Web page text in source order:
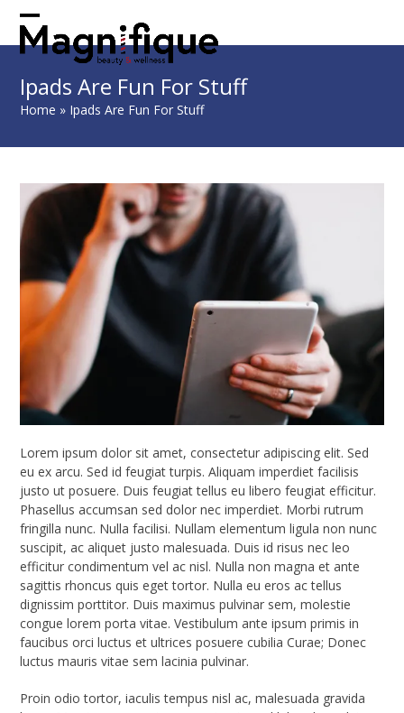
contentOpen
mobile
menu
Close
mobile
menu
Ipads Are Fun For Stuff
Home » Ipads Are Fun For Stuff
Lorem ipsum dolor sit amet, consectetur adipiscing elit. Sed
eu ex arcu. Sed id feugiat turpis. Aliquam imperdiet facilisis
justo ut posuere. Duis feugiat tellus eu libero feugiat efficitur.
Phasellus accumsan sed dolor nec imperdiet. Morbi rutrum
fringilla nunc. Nulla facilisi. Nullam elementum ligula non nunc
suscipit, ac aliquet justo malesuada. Duis id risus nec leo
efficitur condimentum vel ac nisl. Nulla non magna et ante
sagittis rhoncus quis eget tortor. Nulla eu eros ac tellus
dignissim porttitor. Duis maximus pulvinar sem, molestie
congue lorem porta vitae. Vestibulum ante ipsum primis in
faucibus orci luctus et ultrices posuere cubilia Curae; Donec
luctus mauris vitae sem lacinia pulvinar.
Proin odio tortor, iaculis tempus nisl ac, malesuada gravida